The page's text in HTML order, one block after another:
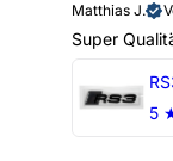
Matthias J.
Super
5